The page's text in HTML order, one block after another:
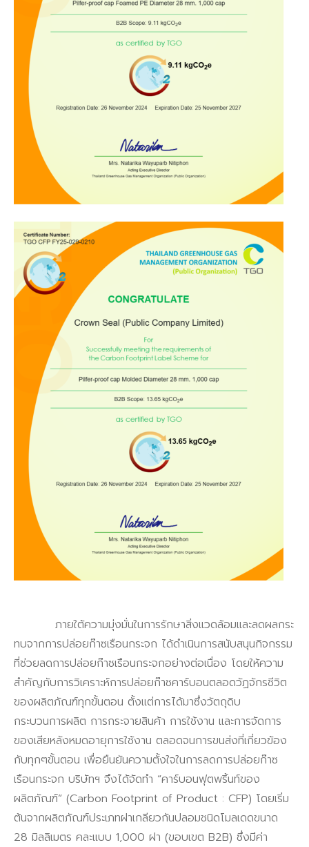
ภายใต้ความมุ่งมั่นในการรักษาสิ่งแวดล้อมและลดผลกระ
ทบจากการปล่อยก๊าซเรือนกระจก ได้ดำเนินการสนับสนุนกิจกรรม
ที่ช่วยลดการปล่อยก๊าซเรือนกระจกอย่างต่อเนื่อง โดยให้ความ
สำคัญกับการวิเคราะห์การปล่อยก๊าซคาร์บอนตลอดวัฏจักรชีวิต
ของผลิตภัณฑ์ทุกขั้นตอน ตั้งแต่การได้มาซึ่งวัตถุดิบ
กระบวนการผลิต การกระจายสินค้า การใช้งาน และการจัดการ
ของเสียหลังหมดอายุการใช้งาน ตลอดจนการขนส่งที่เกี่ยวข้อง
กับทุกๆขั้นตอน เพื่อยืนยันความตั้งใจในการลดการปล่อยก๊าซ
เรือนกระจก บริษัทฯ จึงได้จัดทำ “คาร์บอนฟุตพริ้นท์ของ
ผลิตภัณฑ์” (Carbon Footprint of Product : CFP) โดยเริ่ม
ต้นจากผลิตภัณฑ์ประเภทฝาเกลียวกันปลอมชนิดโมลเดดขนาด
28 มิลลิเมตร คละแบบ 1,000 ฝา (ขอบเขต B2B) ซึ่งมีค่า